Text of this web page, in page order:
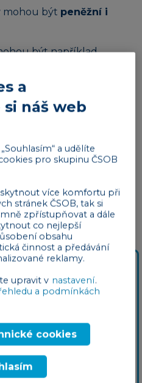
mohou být peněžní i
být například
stravenkový paušál.
benefitů mají rozdílné
permanentky či
a sportoviště,
Nepeněžní benefity se
dělí na volnočasové a
stravenky (a obecně
které mají vlastní
zakoupí u
nepeněžní benefit,
peníze, ale
Na druhou stranu
a
náš web
a udělíte
pro skupinu ČSOB
více komfortu při
stránek ČSOB, tak si
zpřístupňovat a dále
co nejlepší
obsahu
činnost a předávání
reklamy.
upravit v nastavení.
a podmínkách
cookies